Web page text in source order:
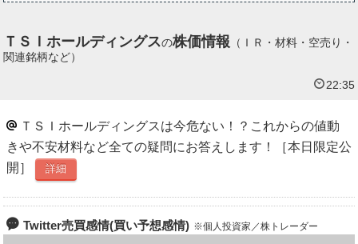
ＴＳＩホールディングスの株価情報 （ＩＲ・材料・空売り・
関連銘柄など）
22:35
ＴＳＩホールディングスは今危ない！？これからの値動
きや不安材料など全ての疑問にお答えします！［本日限定公
開］
詳細
Twitter売買感情(買い予想感情) 個人投資家／株トレーダー